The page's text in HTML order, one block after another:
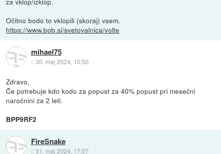
Očitno bodo to vklopili (skoraj) vsem.
https://www.bob.si/svetovalnica/volte
mihael75
::30. maj 2024, 10:50
Zdravo,
Če potrebuje kdo kodo za popust za 40% popust pri mesečni
naročnini za 2 leti.
BPP9RF2
FireSnake
::31. maj 2024, 17:07